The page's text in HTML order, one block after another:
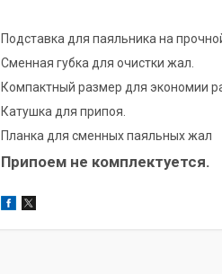
Подставка для паяльника на
Сменная губка для очистки жал.
Компактный размер для экономии
Катушка для припоя.
Планка для сменных паяльных жал
Припоем не комплектуется.